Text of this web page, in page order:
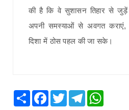
की है कि वे सुशासन तिहार से
अपनी समस्याओं से अवगत कराएं,
दिशा में ठोस पहल की जा सके।
Share Facebook
TwitterTelegram